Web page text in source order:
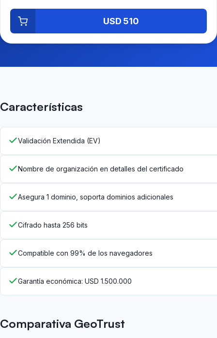
USD 510
Características
Validación Extendida (EV)
Nombre de organización en detalles del certificado
Asegura 1 dominio, soporta dominios adicionales
Cifrado hasta 256 bits
Compatible con 99% de los navegadores
Garantía económica: USD 1.500.000
Comparativa GeoTrust